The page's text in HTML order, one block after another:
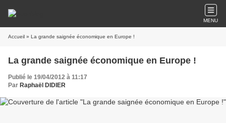
MENU
Accueil » La grande saignée économique en Europe !
La grande saignée économique en Europe !
Publié le 19/04/2012 à 11:17
Par Raphaël DIDIER